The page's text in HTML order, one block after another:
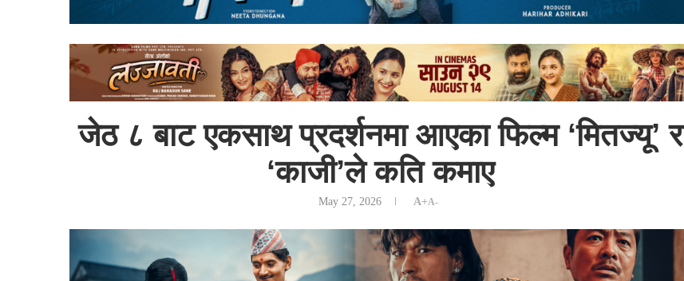
जेठ ८ बाट एकसाथ प्रदर्शनमा आएका फिल्म ‘मितज्यू’ र
‘काजी’ले कति कमाए
May 27, 2026 A+A-